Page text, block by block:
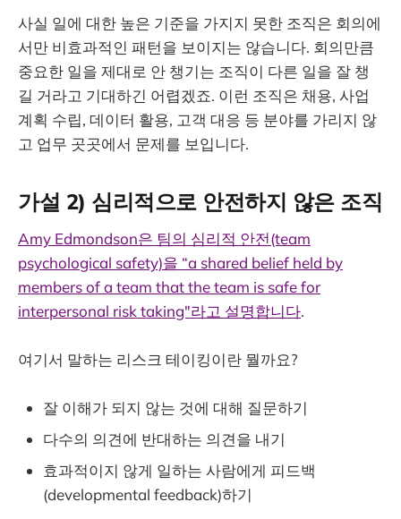
사실 일에 대한 높은 기준을 가지지 못한 조직은 회의에
서만 비효과적인 패턴을 보이지는 않습니다. 회의만큼
중요한 일을 제대로 안 챙기는 조직이 다른 일을 잘 챙
길 거라고 기대하긴 어렵겠죠. 이런 조직은 채용, 사업
계획 수립, 데이터 활용, 고객 대응 등 분야를 가리지 않
고 업무 곳곳에서 문제를 보입니다.
가설 2) 심리적으로 안전하지 않은 조직
Amy Edmondson은 팀의 심리적 안전(team
psychological safety)을 “a shared belief held by
members of a team that the team is safe for
interpersonal risk taking"라고 설명합니다.
여기서 말하는 리스크 테이킹이란 뭘까요?
잘 이해가 되지 않는 것에 대해 질문하기
다수의 의견에 반대하는 의견을 내기
효과적이지 않게 일하는 사람에게 피드백
(developmental feedback)하기